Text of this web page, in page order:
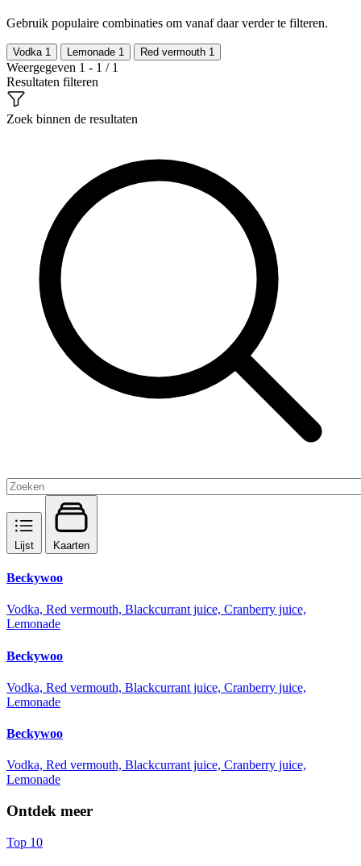
Gebruik populaire combinaties om vanaf daar verder te filteren.
Vodka 1 Lemonade 1 Red vermouth 1
Weergegeven 1 - 1 / 1
Resultaten filteren
Zoek binnen de resultaten
Lijst Kaarten
Beckywoo
Vodka, Red vermouth, Blackcurrant juice, Cranberry juice,
Lemonade
Beckywoo
Vodka, Red vermouth, Blackcurrant juice, Cranberry juice,
Lemonade
Beckywoo
Vodka, Red vermouth, Blackcurrant juice, Cranberry juice,
Lemonade
Ontdek meer
Top 10